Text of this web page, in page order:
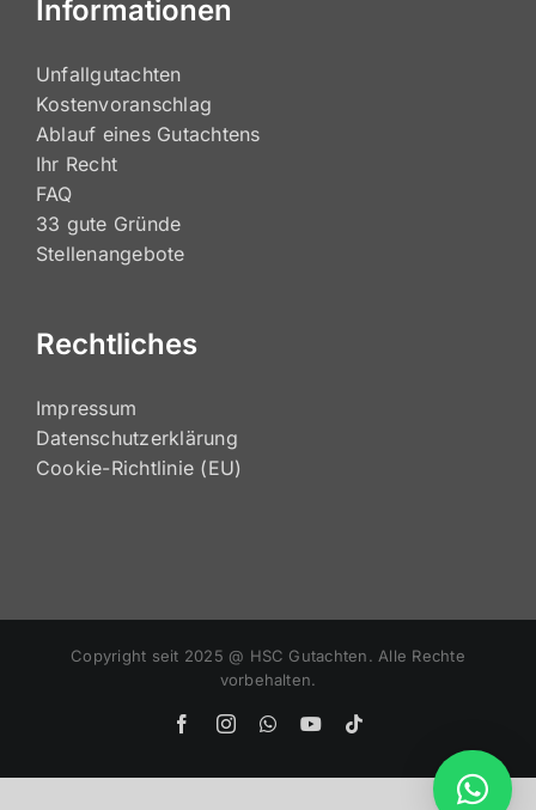
Unfallgutachten
Kostenvoranschlag
Ihr Recht
FAQ
33 gute Gründe
Impressum
Datenschutzerklärung
vorbehalten.